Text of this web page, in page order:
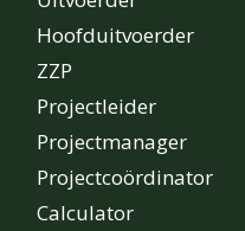
Hoofduitvoerder
ZZP
Projectleider
Projectmanager
Projectcoördinator
Calculator